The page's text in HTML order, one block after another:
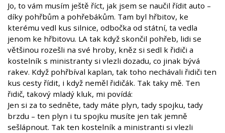
Jo, to vám musím ještě říct, jak jsem se naučil řídit auto –
díky pohřbům a pohřebákům. Tam byl hřbitov, ke
kterému vedl kus silnice, odbočka od státní, ta vedla
jenom ke hřbitovu. LA tak když skončil pohřeb, lidi se
většinou rozešli na své hroby, kněz si sedl k řidiči a
kostelník s ministranty si vlezli dozadu, co jinak bývá
rakev. Když pohřbíval kaplan, tak toho nechávali řidiči ten
kus cesty řídit, i když neměl řidičák. Tak taky mě. Ten
řidič, takový mladý kluk, mi povídá:
Jen si za to sedněte, tady máte plyn, tady spojku, tady
brzdu – ten plyn i tu spojku musíte jen tak jemně
sešlápnout. Tak ten kostelník a ministranti si vlezli